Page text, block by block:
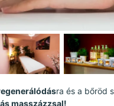
ra és a bőröd
masszázzsal!